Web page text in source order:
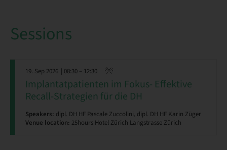
Sessions
19. Sep 2026 | 08:30 – 12:30
Implantatpatienten im Fokus- Effektive
Recall-Strategien für die DH
Speakers: dipl. DH HF Pascale Zuccolini, dipl. DH HF Karin Züger
Venue location: 25hours Hotel Zürich Langstrasse Zürich